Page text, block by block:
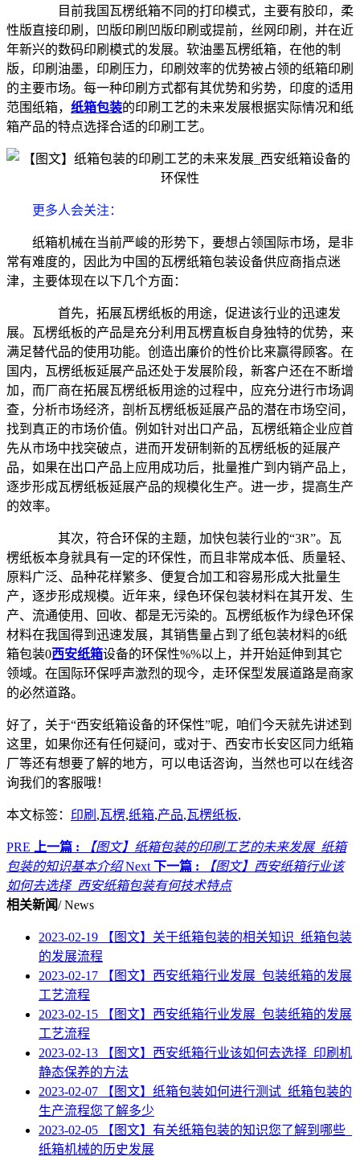
目前我国瓦楞纸箱不同的打印模式，主要有胶印，柔
性版直接印刷，凹版印刷凹版印刷或提前，丝网印刷，并在近
年新兴的数码印刷模式的发展。软油墨瓦楞纸箱，在他的制
版，印刷油墨，印刷压力，印刷效率的优势被占领的纸箱印刷
的主要市场。每一种印刷方式都有其优势和劣势，印度的适用
范围纸箱， 纸箱包装的印刷工艺的未来发展根据实际情况和纸
箱产品的特点选择合适的印刷工艺。
更多人会关注 ：
纸箱机械在当前严峻的形势下，要想占领国际市场，是非
常有难度的，因此为中国的瓦楞纸箱包装设备供应商指点迷
津，主要体现在以下几个方面：
首先，拓展瓦楞纸板的用途，促进该行业的迅速发
展。瓦楞纸板的产品是充分利用瓦楞直板自身独特的优势，来
满足替代品的使用功能。创造出廉价的性价比来赢得顾客。在
国内，瓦楞纸板延展产品还处于发展阶段，新客户还在不断增
加，而厂商在拓展瓦楞纸板用途的过程中，应充分进行市场调
查，分析市场经济，剖析瓦楞纸板延展产品的潜在市场空间，
找到真正的市场价值。例如针对出口产品，瓦楞纸箱企业应首
先从市场中找突破点，进而开发研制新的瓦楞纸板的延展产
品，如果在出口产品上应用成功后，批量推广到内销产品上，
逐步形成瓦楞纸板延展产品的规模化生产。进一步，提高生产
的效率。
其次，符合环保的主题，加快包装行业的“3R”。瓦
楞纸板本身就具有一定的环保性，而且非常成本低、质量轻、
原料广泛、品种花样繁多、便复合加工和容易形成大批量生
产，逐步形成规模。近年来，绿色环保包装材料在其开发、生
产、流通使用、回收、都是无污染的。瓦楞纸板作为绿色环保
材料在我国得到迅速发展，其销售量占到了纸包装材料的6纸
箱包装0西安纸箱设备的环保性%%以上，并开始延伸到其它
领域。在国际环保呼声激烈的现今，走环保型发展道路是商家
的必然道路。
好了，关于“西安纸箱设备的环保性”呢，咱们今天就先讲述到
这里，如果你还有任何疑问，或对于、西安市长安区同力纸箱
厂等还有想要了解的地方，可以电话咨询，当然也可以在线咨
询我们的客服哦！
本文标签： 印刷 ,瓦楞,纸箱,产品,瓦楞纸板,
PRE 上一篇 :
【图文】纸箱包装的印刷工艺的未来发展_纸箱
包装的知识基本介绍 Next 下一篇 :
【图文】西安纸箱行业该
如何去选择_西安纸箱包装有何技术特点
相关新闻/ News
2023-02-19 【图文】关于纸箱包装的相关知识_纸箱包装
的发展流程
2023-02-17 【图文】西安纸箱行业发展_包装纸箱的发展
工艺流程
2023-02-15 【图文】西安纸箱行业发展_包装纸箱的发展
工艺流程
2023-02-13 【图文】西安纸箱行业该如何去选择_印刷机
静态保养的方法
2023-02-07 【图文】纸箱包装如何进行测试_纸箱包装的
生产流程您了解多少
2023-02-05 【图文】有关纸箱包装的知识您了解到哪些_
纸箱机械的历史发展